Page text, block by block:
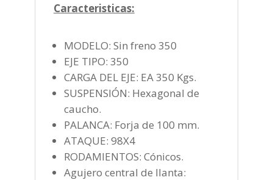
Caracteristicas:
MODELO: Sin freno 350
EJE TIPO: 350
CARGA DEL EJE: EA 350 Kgs.
SUSPENSIÓN: Hexagonal de
caucho.
PALANCA: Forja de 100 mm.
ATAQUE: 98X4
RODAMIENTOS: Cónicos.
Agujero central de llanta: